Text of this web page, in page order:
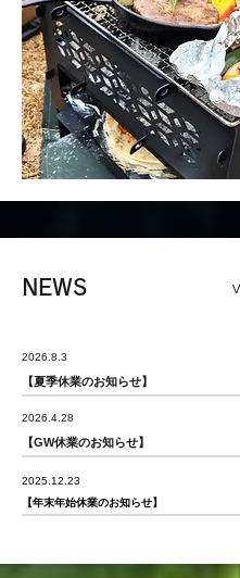
NEWS
2026.8.3
【夏季休業のお知らせ】​
2026.4.28
【GW休業のお知らせ】​
2025.12.23
【年末年始休業のお知らせ】